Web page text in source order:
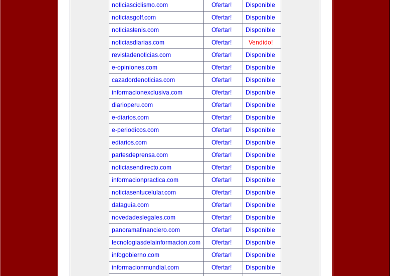
noticiasciclismo.com
Ofertar!
Disponible
noticiasgolf.com
Ofertar!
Disponible
noticiastenis.com
Ofertar!
Disponible
noticiasdiarias.com
Ofertar!
Vendido!
revistadenoticias.com
Ofertar!
Disponible
e-opiniones.com
Ofertar!
Disponible
cazadordenoticias.com
Ofertar!
Disponible
informacionexclusiva.com
Ofertar!
Disponible
diarioperu.com
Ofertar!
Disponible
e-diarios.com
Ofertar!
Disponible
e-periodicos.com
Ofertar!
Disponible
ediarios.com
Ofertar!
Disponible
partesdeprensa.com
Ofertar!
Disponible
noticiasendirecto.com
Ofertar!
Disponible
informacionpractica.com
Ofertar!
Disponible
noticiasentucelular.com
Ofertar!
Disponible
dataguia.com
Ofertar!
Disponible
novedadeslegales.com
Ofertar!
Disponible
panoramafinanciero.com
Ofertar!
Disponible
tecnologiasdelainformacion.com
Ofertar!
Disponible
infogobierno.com
Ofertar!
Disponible
informacionmundial.com
Ofertar!
Disponible